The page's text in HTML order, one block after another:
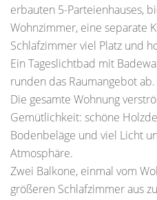
erbauten 5-Parteienhauses,
Wohnzimmer, eine separate
Schlafzimmer viel Platz und
Ein Tageslichtbad mit
runden das Raumangebot ab.
Die gesamte Wohnung
Gemütlichkeit: schöne
Bodenbeläge und viel Licht
Atmosphäre.
Zwei Balkone, einmal vom
größeren Schlafzimmer aus